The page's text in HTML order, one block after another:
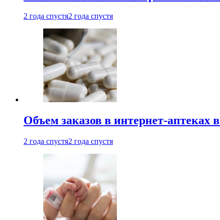
2 года спустя2 года спустя
Объем заказов в интернет-аптеках
2 года спустя2 года спустя